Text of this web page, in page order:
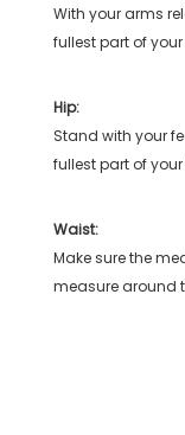
With your arms
fullest part of
Hip:
Stand with your
fullest part of your
Waist:
Make sure the
measure around